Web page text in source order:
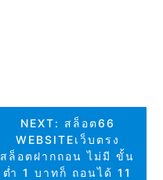
NEXT: สล็อต66
WEBSITEเว็บตรง
สล็อตฝากถอน ไม่มี ขั้น
ต่ำ 1 บาทก็ ถอนได้ 11